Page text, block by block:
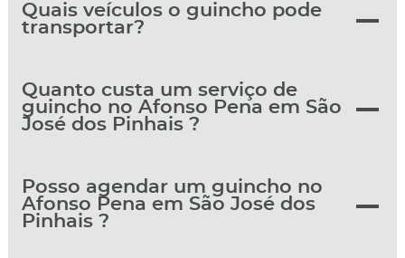
Quais veículos o guincho pode
transportar?
Quanto custa um serviço de
guincho no Afonso Pena em São
José dos Pinhais ?
Posso agendar um guincho no
Afonso Pena em São José dos
Pinhais ?